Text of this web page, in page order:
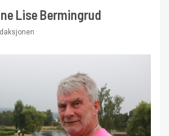
Lise Bermingrud